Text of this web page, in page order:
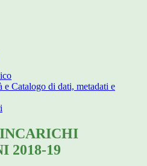
e Catalogo di dati, metadati e
2018-19